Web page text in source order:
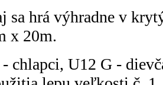
sa hrá výhradne v
x 20m.
chlapci, U12 G -